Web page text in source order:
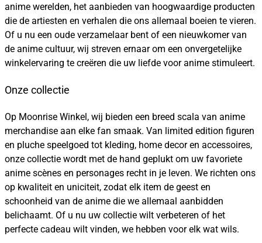
anime werelden, het aanbieden van hoogwaardige producten
die de artiesten en verhalen die ons allemaal boeien te vieren.
Of u nu een oude verzamelaar bent of een nieuwkomer van
de anime cultuur, wij streven ernaar om een onvergetelijke
winkelervaring te creëren die uw liefde voor anime stimuleert.
Onze collectie
Op Moonrise Winkel, wij bieden een breed scala van anime
merchandise aan elke fan smaak. Van limited edition figuren
en pluche speelgoed tot kleding, home decor en accessoires,
onze collectie wordt met de hand geplukt om uw favoriete
anime scènes en personages recht in je leven. We richten ons
op kwaliteit en uniciteit, zodat elk item de geest en
schoonheid van de anime die we allemaal aanbidden
belichaamt. Of u nu uw collectie wilt verbeteren of het
perfecte cadeau wilt vinden, we hebben voor elk wat wils.